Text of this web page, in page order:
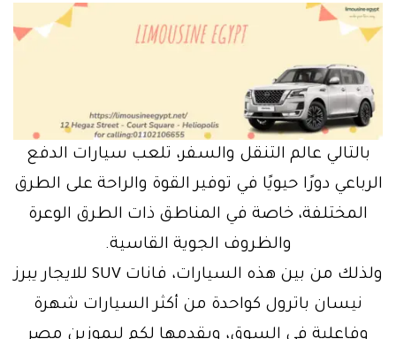
بالتالي عالم التنقل والسفر، تلعب سيارات الدفع
الرباعي دورًا حيويًا في توفير القوة والراحة على الطرق
المختلفة، خاصة في المناطق ذات الطرق الوعرة
والظروف الجوية القاسية.
ولذلك من بين هذه السيارات، فانات SUV للايجار يبرز
نيسان باترول كواحدة من أكثر السيارات شهرة
وفاعلية في السوق، ويقدمها لكم ليموزين مصر